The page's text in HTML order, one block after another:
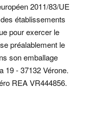
2011/83/UE
établissements
pour exercer le
préalablement le
son emballage
19 - 37132 Vérone.
REA VR444856.